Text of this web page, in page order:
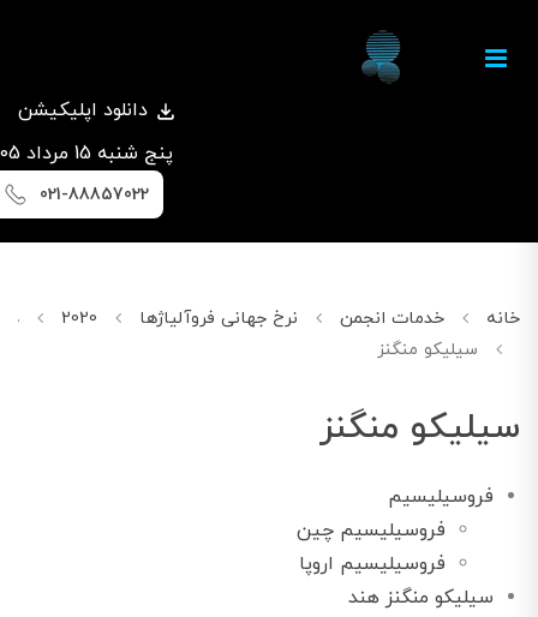
دانلود اپلیکیشن
پنج شنبه 15 مرداد 1405
021-88857022
خانه خدمات انجمن نرخ جهانی فروآلیاژها 2020
سیلیکو منگنز
سیلیکو منگنز
فروسیلیسیم
فروسیلیسیم چین
فروسیلیسیم اروپا
سیلیکو منگنز هند